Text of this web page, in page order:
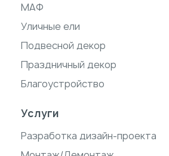
МАФ
Уличные ели
Подвесной декор
Праздничный декор
Благоустройство
Услуги
Разработка дизайн-проекта